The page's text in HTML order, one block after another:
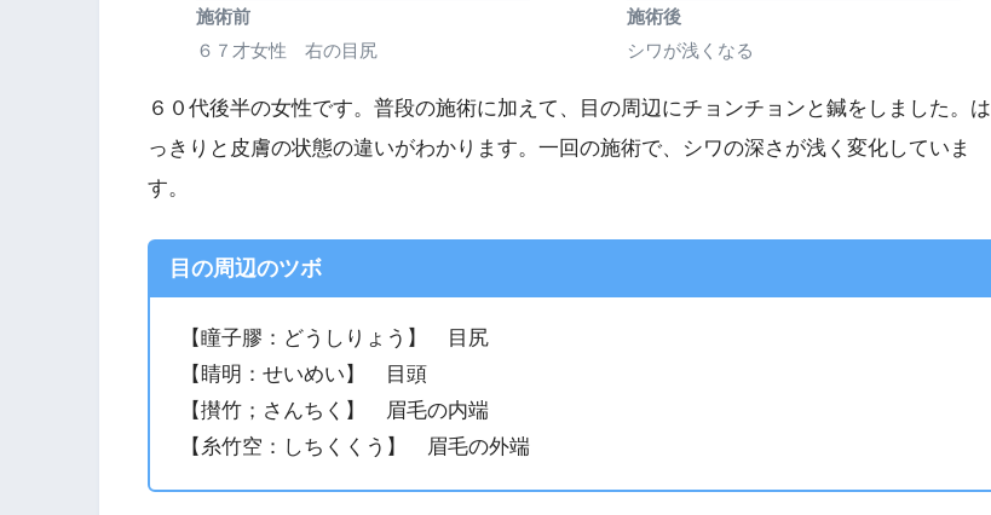
施術前
６７才女性 右の目尻
施術後
シワが浅くなる
６０代後半の女性です。普段の施術に加えて、目の周辺にチョンチョンと鍼をしました。は
っきりと皮膚の状態の違いがわかります。一回の施術で、シワの深さが浅く変化していま
す。
目の周辺のツボ
【瞳子膠：どうしりょう】 目尻
【睛明：せいめい】 目頭
【攅竹；さんちく】 眉毛の内端
【糸竹空：しちくくう】 眉毛の外端